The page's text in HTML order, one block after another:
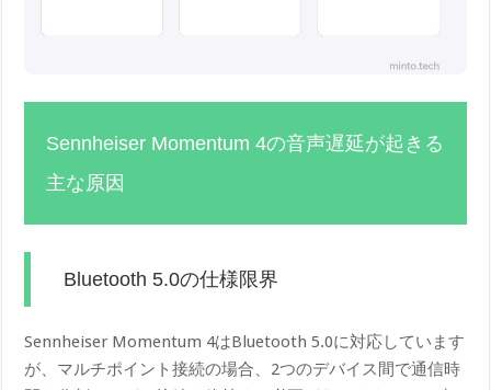
Sennheiser Momentum 4の音声遅延が起きる
主な原因
Bluetooth 5.0の仕様限界
Sennheiser Momentum 4はBluetooth 5.0に対応しています
が、マルチポイント接続の場合、2つのデバイス間で通信時